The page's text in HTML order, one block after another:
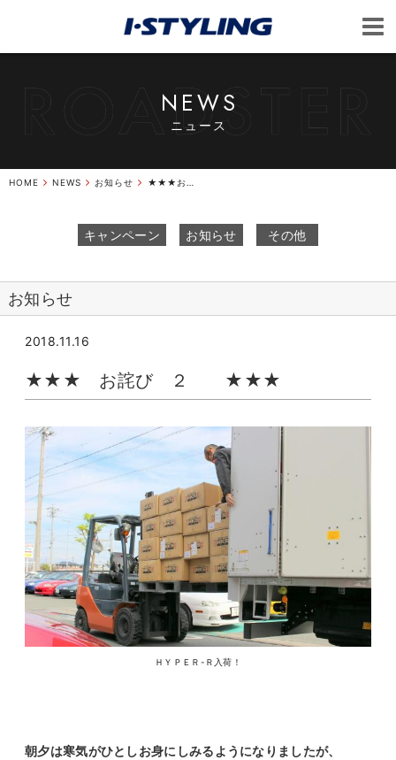
NEWS
ニュース
HOME NEWS お知らせ ★★★お詫び２★★★
キャンペーン お知らせ その他
お知らせ
2018.11.16
★★★ お詫び ２ ★★★
ＨＹＰＥＲ-Ｒ入荷！
朝夕は寒気がひとしお身にしみるようになりましたが、